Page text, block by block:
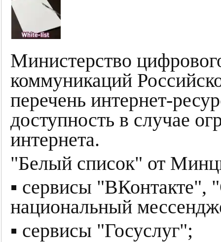
Министерство
коммуникаций
перечень интернет-
доступность в случае
интернета.
"Белый список" от
▪️ сервисы "ВКонтакте",
национальный
▪️ сервисы "Госуслуг";